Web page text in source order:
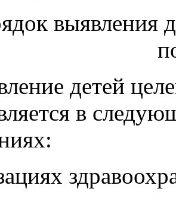
ребенка.
детей
в